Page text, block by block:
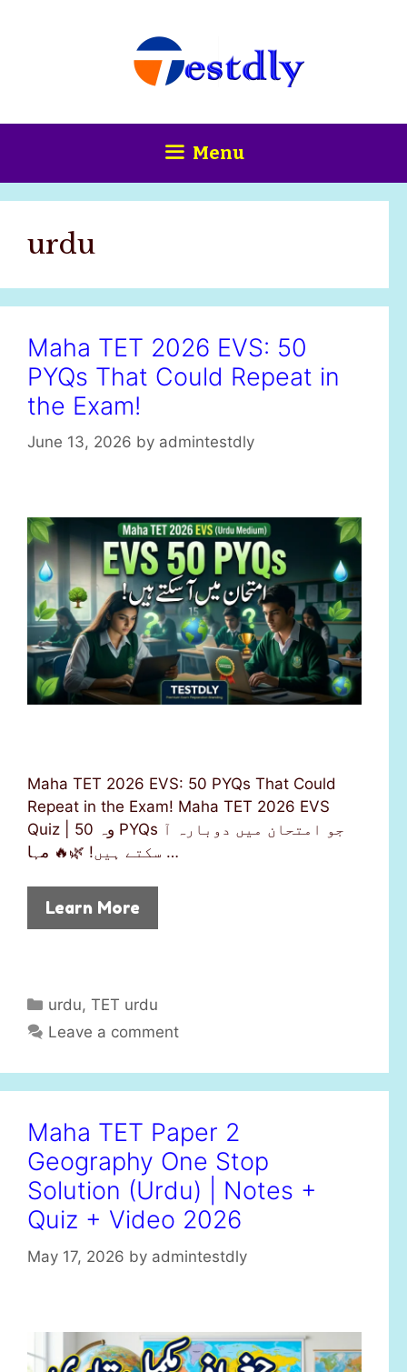
Menu
urdu
Maha TET 2026 EVS: 50
PYQs That Could Repeat in
the Exam!
June 13, 2026 by admintestdly
Maha TET 2026 EVS: 50 PYQs That Could
Repeat in the Exam! Maha TET 2026 EVS
Quiz | وہ 50 PYQs جو امتحان میں دوبارہ آ
سکتے ہیں! 🌿🔥 مہا …
Learn More
C
a
e
g
r
i
e
s
urdu,TET urdu
Leave a comment
Maha TET Paper 2
Geography One Stop
Solution (Urdu) | Notes +
Quiz + Video 2026
May 17, 2026 by admintestdly